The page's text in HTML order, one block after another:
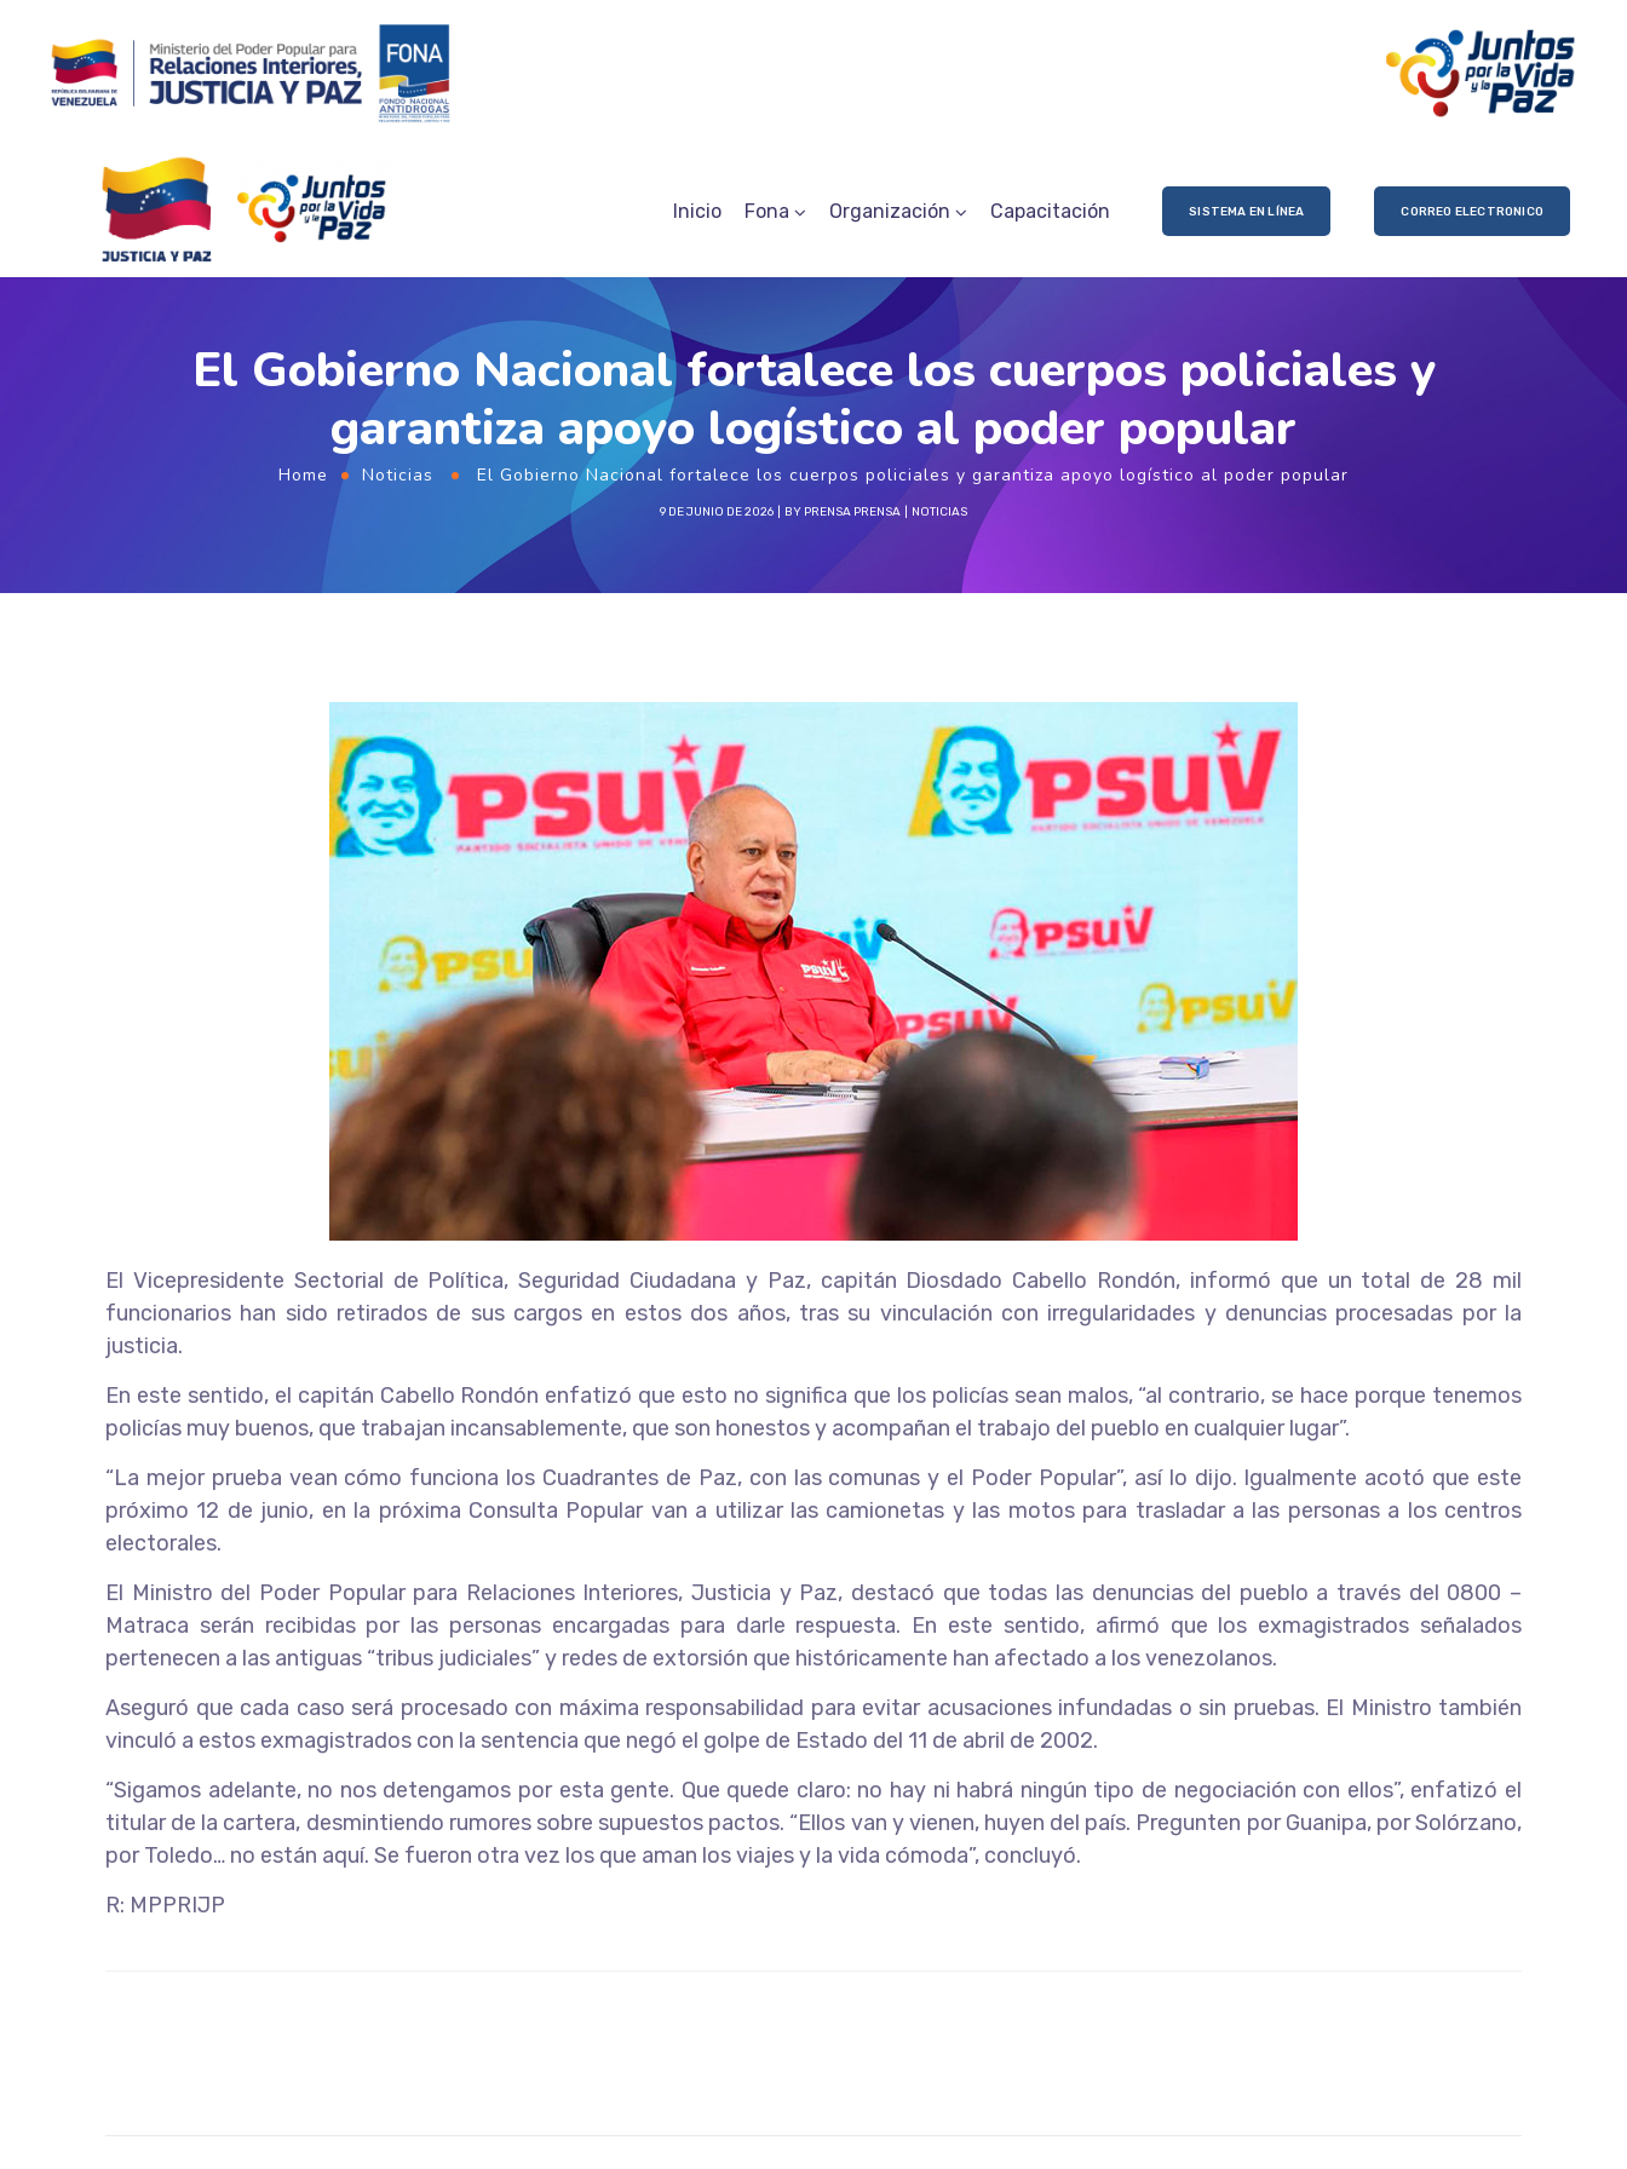
Inicio Fona Organización Capacitación SISTEMA EN LÍNEA CORREO ELECTRONICO
El Gobierno Nacional fortalece los cuerpos policiales y
garantiza apoyo logístico al poder popular
Home Noticias El Gobierno Nacional fortalece los cuerpos policiales y garantiza apoyo logístico al poder popular
9 DE JUNIO DE 2026 BY PRENSA PRENSA NOTICIAS
El Vicepresidente Sectorial de Política, Seguridad Ciudadana y Paz, capitán Diosdado Cabello Rondón, informó que un total de 28 mil
funcionarios han sido retirados de sus cargos en estos dos años, tras su vinculación con irregularidades y denuncias procesadas por la
justicia.
En este sentido, el capitán Cabello Rondón enfatizó que esto no significa que los policías sean malos, “al contrario, se hace porque tenemos
policías muy buenos, que trabajan incansablemente, que son honestos y acompañan el trabajo del pueblo en cualquier lugar”.
“La mejor prueba vean cómo funciona los Cuadrantes de Paz, con las comunas y el Poder Popular”, así lo dijo. Igualmente acotó que este
próximo 12 de junio, en la próxima Consulta Popular van a utilizar las camionetas y las motos para trasladar a las personas a los centros
electorales.
El Ministro del Poder Popular para Relaciones Interiores, Justicia y Paz, destacó que todas las denuncias del pueblo a través del 0800 –
Matraca serán recibidas por las personas encargadas para darle respuesta. En este sentido, afirmó que los exmagistrados señalados
pertenecen a las antiguas “tribus judiciales” y redes de extorsión que históricamente han afectado a los venezolanos.
Aseguró que cada caso será procesado con máxima responsabilidad para evitar acusaciones infundadas o sin pruebas. El Ministro también
vinculó a estos exmagistrados con la sentencia que negó el golpe de Estado del 11 de abril de 2002.
“Sigamos adelante, no nos detengamos por esta gente. Que quede claro: no hay ni habrá ningún tipo de negociación con ellos”, enfatizó el
titular de la cartera, desmintiendo rumores sobre supuestos pactos. “Ellos van y vienen, huyen del país. Pregunten por Guanipa, por Solórzano,
por Toledo… no están aquí. Se fueron otra vez los que aman los viajes y la vida cómoda”, concluyó.
R: MPPRIJP